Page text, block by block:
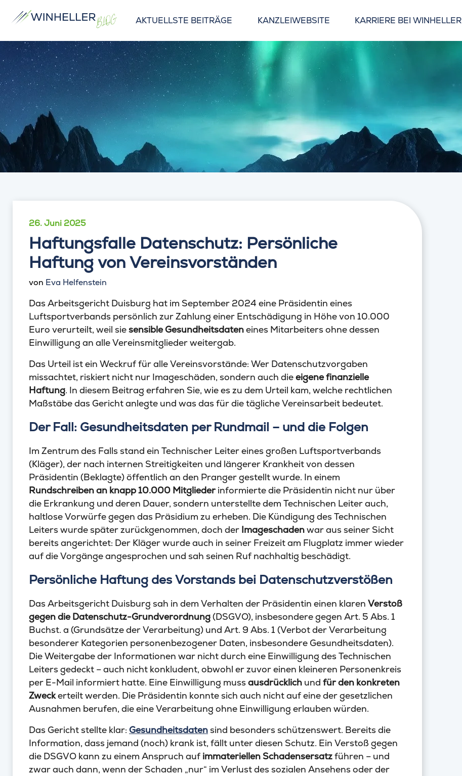
AKTUELLSTE BEITRÄGE KANZLEIWEBSITE KARRIERE BEI WINHELLER
26. Juni 2025
Haftungsfalle Datenschutz: Persönliche
Haftung von Vereinsvorständen
von Eva Helfenstein
Das Arbeitsgericht Duisburg hat im September 2024 eine Präsidentin eines
Luftsportverbands persönlich zur Zahlung einer Entschädigung in Höhe von 10.000
Euro verurteilt, weil siesensible Gesundheitsdateneines Mitarbeiters ohne dessen
Einwilligung an alle Vereinsmitglieder weitergab.
Das Urteil ist ein Weckruf für alle Vereinsvorstände: Wer Datenschutzvorgaben
missachtet, riskiert nicht nur Imageschäden, sondern auch dieeigene finanzielle
Haftung. In diesem Beitrag erfahren Sie, wie es zu dem Urteil kam, welche rechtlichen
Maßstäbe das Gericht anlegte und was das für die tägliche Vereinsarbeit bedeutet.
Der Fall: Gesundheitsdaten per Rundmail – und die Folgen
Im Zentrum des Falls stand ein Technischer Leiter eines großen Luftsportverbands
(Kläger), der nach internen Streitigkeiten und längerer Krankheit von dessen
Präsidentin (Beklagte) öffentlich an den Pranger gestellt wurde. In einem
Rundschreiben an knapp 10.000 Mitgliederinformierte die Präsidentin nicht nur über
die Erkrankung und deren Dauer, sondern unterstellte dem Technischen Leiter auch,
haltlose Vorwürfe gegen das Präsidium zu erheben. Die Kündigung des Technischen
Leiters wurde später zurückgenommen, doch der Imageschadenwar aus seiner Sicht
bereits angerichtet: Der Kläger wurde auch in seiner Freizeit am Flugplatz immer wieder
auf die Vorgänge angesprochen und sah seinen Ruf nachhaltig beschädigt.
Persönliche Haftung des Vorstands bei Datenschutzverstößen
Das Arbeitsgericht Duisburg sah in dem Verhalten der Präsidentin einen klaren Verstoß
gegen die Datenschutz-Grundverordnung(DSGVO), insbesondere gegen Art. 5 Abs. 1
Buchst. a (Grundsätze der Verarbeitung) und Art. 9 Abs. 1 (Verbot der Verarbeitung
besonderer Kategorien personenbezogener Daten, insbesondere Gesundheitsdaten).
Die Weitergabe der Informationen war nicht durch eine Einwilligung des Technischen
Leiters gedeckt – auch nicht konkludent, obwohl er zuvor einen kleineren Personenkreis
per E-Mail informiert hatte. Eine Einwilligung mussausdrücklich und für den konkreten
Zweckerteilt werden. Die Präsidentin konnte sich auch nicht auf eine der gesetzlichen
Ausnahmen berufen, die eine Verarbeitung ohne Einwilligung erlauben würden.
Das Gericht stellte klar: Gesundheitsdatensind besonders schützenswert. Bereits die
Information, dass jemand (noch) krank ist, fällt unter diesen Schutz. Ein Verstoß gegen
die DSGVO kann zu einem Anspruch auf immateriellen Schadensersatzführen – und
zwar auch dann, wenn der Schaden „nur“ im Verlust des sozialen Ansehens oder der